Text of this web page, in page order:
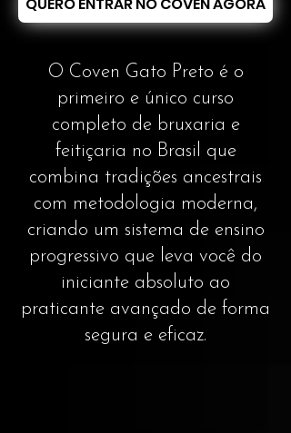
O Coven Gato Preto é o
primeiro e único curso
completo de bruxaria e
feitiçaria no Brasil que
combina tradições ancestrais
com metodologia moderna,
criando um sistema de ensino
progressivo que leva você do
iniciante absoluto ao
praticante avançado de forma
segura e eficaz.